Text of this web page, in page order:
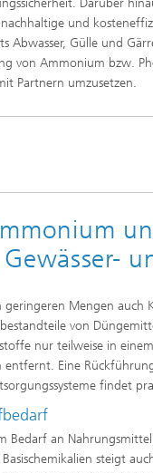
Wirkstoffscreening
Darüber
und
Gülle und
von Ammonium bzw.
Partnern umzusetzen.
Mengen auch
von
nur teilweise in
entfernt. Eine
findet
Bedarf an
steigt